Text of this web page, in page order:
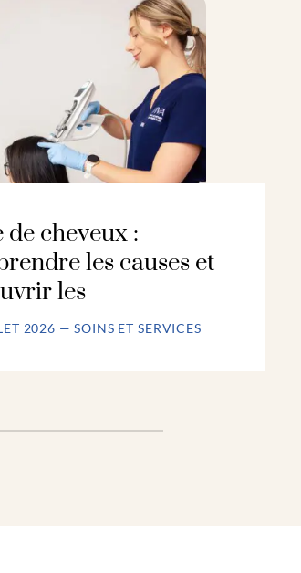
de cheveux :
les causes et
les
2026 — SOINS ET SERVICES